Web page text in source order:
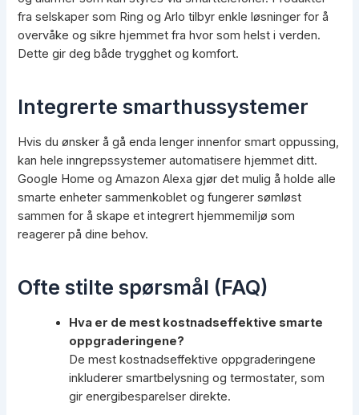
fra selskaper som Ring og Arlo tilbyr enkle løsninger for å
overvåke og sikre hjemmet fra hvor som helst i verden.
Dette gir deg både trygghet og komfort.
Integrerte smarthussystemer
Hvis du ønsker å gå enda lenger innenfor smart oppussing,
kan hele inngrepssystemer automatisere hjemmet ditt.
Google Home og Amazon Alexa gjør det mulig å holde alle
smarte enheter sammenkoblet og fungerer sømløst
sammen for å skape et integrert hjemmemiljø som
reagerer på dine behov.
Ofte stilte spørsmål (FAQ)
Hva er de mest kostnadseffektive smarte
oppgraderingene?
De mest kostnadseffektive oppgraderingene
inkluderer smartbelysning og termostater, som
gir energibesparelser direkte.